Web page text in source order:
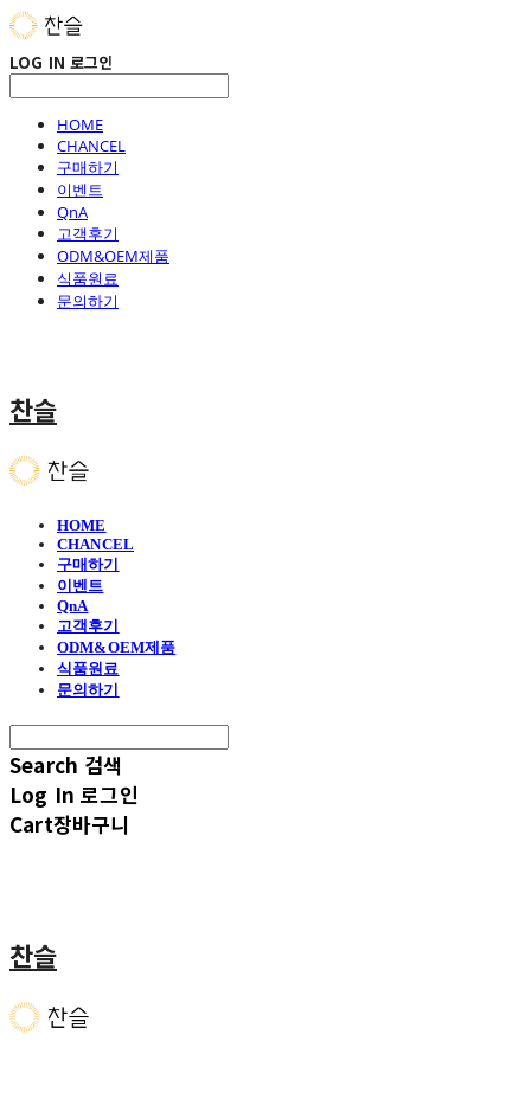
LOG IN 로그인
HOME
CHANCEL
구매하기
이벤트
QnA
고객후기
ODM&OEM제품
식품원료
문의하기
찬슬
HOME
CHANCEL
구매하기
이벤트
QnA
고객후기
ODM&OEM제품
식품원료
문의하기
Search 검색
Log In 로그인
Cart장바구니
찬슬